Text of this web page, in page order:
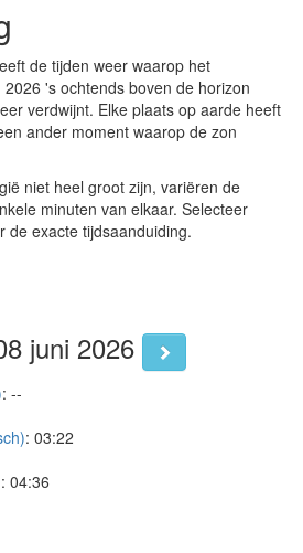
de tijden weer waarop het
's ochtends boven de horizon
verdwijnt. Elke plaats op aarde heeft
ander moment waarop de zon
niet heel groot zijn, variëren de
minuten van elkaar. Selecteer
de exacte tijdsaanduiding.
juni 2026
: --
: 03:22
: 04:36